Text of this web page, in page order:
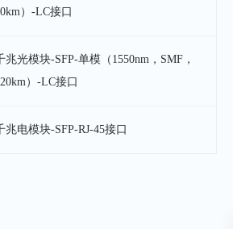
）-LC接口
兆光模块-SFP-单模（1550nm，SMF，
）-LC接口
兆电模块-SFP-RJ-45接口